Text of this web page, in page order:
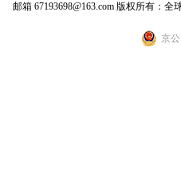
邮箱 67193698@163.com 版权所有：全
京公